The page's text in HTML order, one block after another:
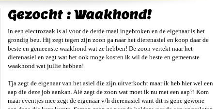
Gezocht : Waakhond!
In een electrozaak is al voor de derde maal ingebroken en de eigenaar is het
grondig beu. Hij zegt tegen zijn zoon ga naar het dierenasiel en koop daar de
beste en gemeenste waakhond wat ze hebben! De zoon vertekt naar het
dierenasiel en zegt wat het ook moge kosten ik wil de beste en gemeenste
waakhond wat jullie hebben!
Tja zegt de eigenaar van het asiel die zijn uitverkocht maar ik heb hier wel een
aap die deze job aankan. Alé zegt de zoon wat moet ik nu met een aap?! Kom
maar eventjes mee zegt de eigenaar v/h dierenasiel want dit is gene gewone